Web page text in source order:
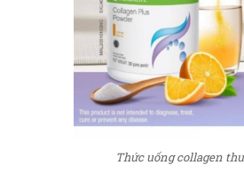
Thức uống collagen